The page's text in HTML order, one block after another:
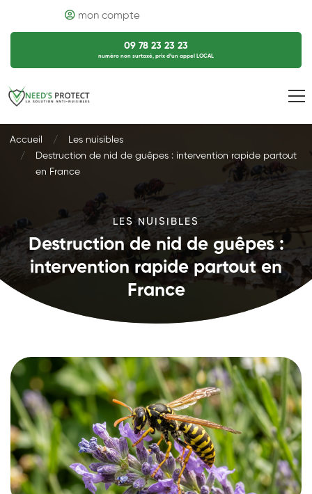
mon compte
09 78 23 23 23
numéro non surtaxé, prix d’un appel LOCAL
Accueil
Les nuisibles
Destruction de nid de guêpes : intervention rapide partout
en France
LES NUISIBLES
Destruction de nid de guêpes :
intervention rapide partout en
France